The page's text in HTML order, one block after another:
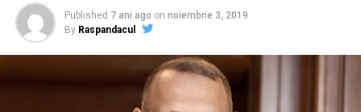
Published 7 ani ago on noiembrie 3, 2019
By Raspandacul